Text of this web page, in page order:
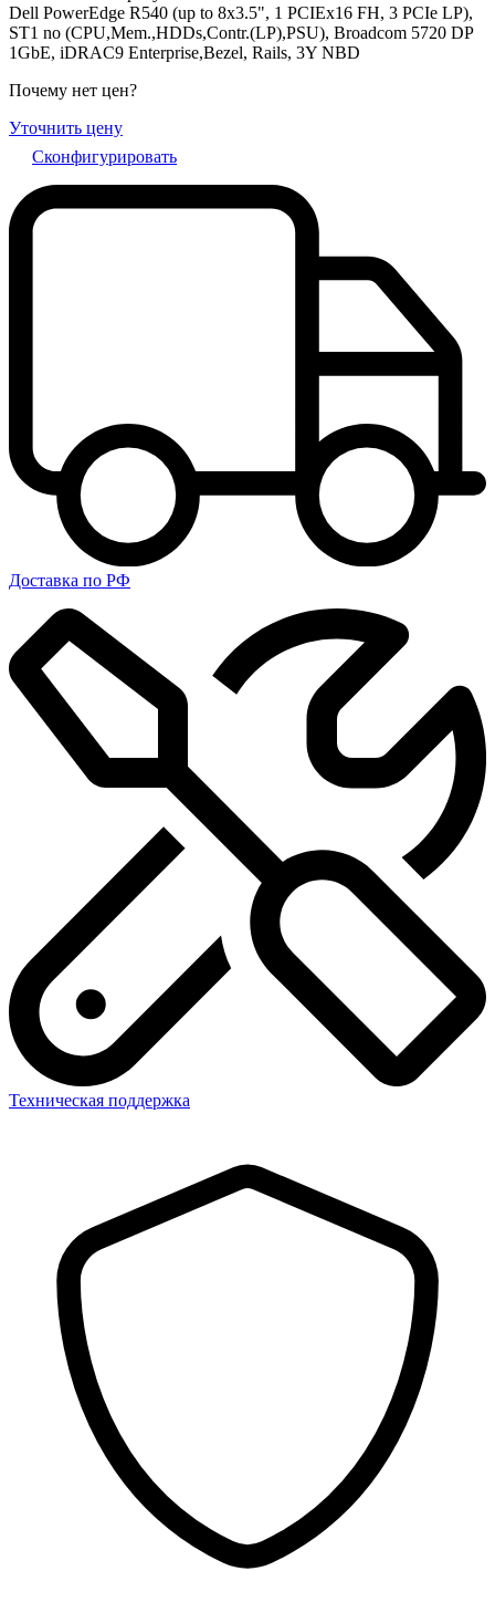
Dell PowerEdge R540 (up to 8x3.5", 1 PCIEx16 FH, 3 PCIe LP),
ST1 no (CPU,Mem.,HDDs,Contr.(LP),PSU), Broadcom 5720 DP
1GbE, iDRAC9 Enterprise,Bezel, Rails, 3Y NBD
Почему нет цен?
Уточнить цену
Сконфигурировать
Доставка по РФ
Техническая поддержка